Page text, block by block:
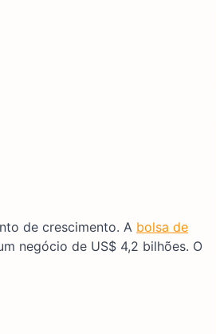
de crescimento. A bolsa de
negócio de US$ 4,2 bilhões. O